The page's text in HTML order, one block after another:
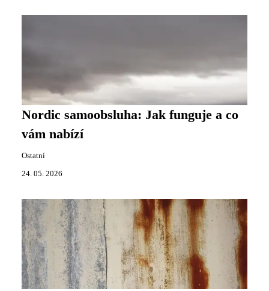
Nordic samoobsluha: Jak funguje a co
vám nabízí
Ostatní
24. 05. 2026